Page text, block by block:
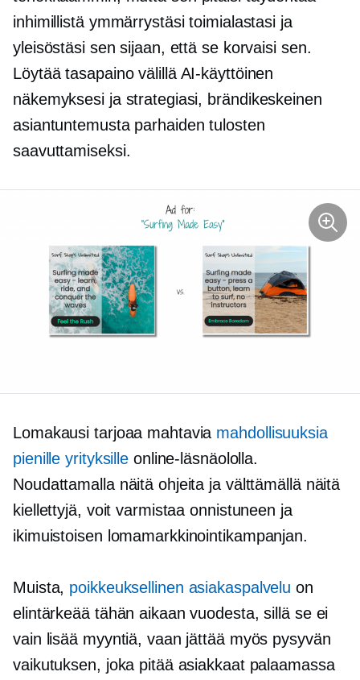
inhimillistä ymmärrystäsi toimialastasi ja
yleisöstäsi sen sijaan, että se korvaisi sen.
Löytää tasapaino välillä AI-käyttöinen
näkemyksesi ja strategiasi, brändikeskeinen
asiantuntemusta parhaiden tulosten
saavuttamiseksi.
Lomakausi tarjoaa mahtavia mahdollisuuksia
pienille yrityksille online-läsnäololla.
Noudattamalla näitä ohjeita ja välttämällä näitä
kiellettyjä, voit varmistaa onnistuneen ja
ikimuistoisen lomamarkkinointikampanjan.
Muista, poikkeuksellinen asiakaspalvelu on
elintärkeää tähän aikaan vuodesta, sillä se ei
vain lisää myyntiä, vaan jättää myös pysyvän
vaikutuksen, joka pitää asiakkaat palaamassa